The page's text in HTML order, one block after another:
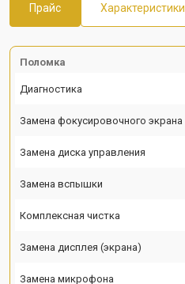
Прайс Характеристики
Поломка
Диагностика
Замена фокусировочного экрана
Замена диска управления
Замена вспышки
Комплексная чистка
Замена дисплея (экрана)
Замена микрофона